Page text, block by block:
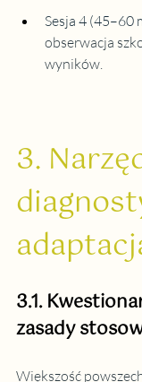
Sesja 4 (45–60
obserwacja
wyników.
3.
3.1.
zasady
Większość